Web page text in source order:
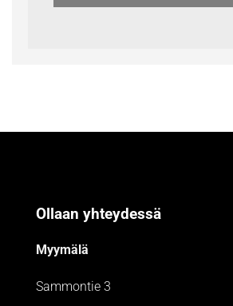
Ollaan yhteydessä
Myymälä
Sammontie 3